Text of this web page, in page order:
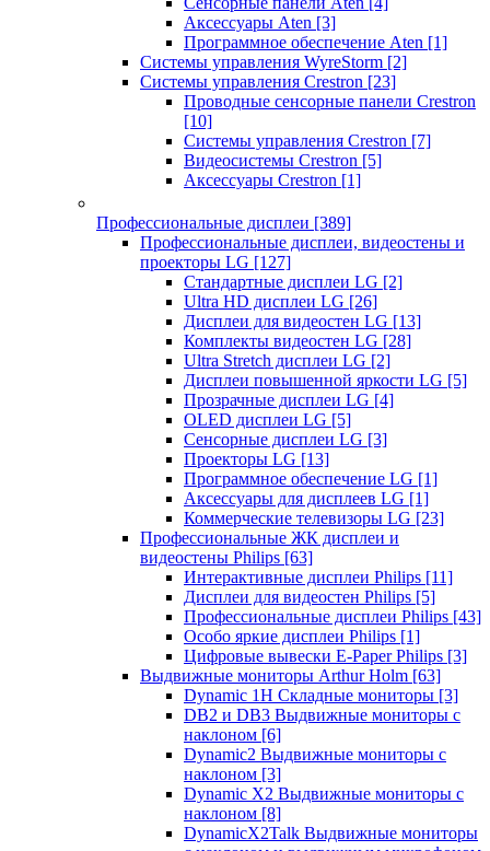
Аксессуары Aten [3]
Программное обеспечение Aten [1]
Системы управления WyreStorm [2]
Системы управления Crestron [23]
Проводные сенсорные панели Crestron
[10]
Системы управления Crestron [7]
Видеосистемы Crestron [5]
Аксессуары Crestron [1]
Профессиональные дисплеи [389]
Профессиональные дисплеи, видеостены и
проекторы LG [127]
Стандартные дисплеи LG [2]
Ultra HD дисплеи LG [26]
Дисплеи для видеостен LG [13]
Комплекты видеостен LG [28]
Ultra Stretch дисплеи LG [2]
Дисплеи повышенной яркости LG [5]
Прозрачные дисплеи LG [4]
OLED дисплеи LG [5]
Сенсорные дисплеи LG [3]
Проекторы LG [13]
Программное обеспечение LG [1]
Аксессуары для дисплеев LG [1]
Коммерческие телевизоры LG [23]
Профессиональные ЖК дисплеи и
видеостены Philips [63]
Интерактивные дисплеи Philips [11]
Дисплеи для видеостен Philips [5]
Профессиональные дисплеи Philips [43]
Особо яркие дисплеи Philips [1]
Цифровые вывески E-Paper Philips [3]
Выдвижные мониторы Arthur Holm [63]
Dynamic 1Н Складные мониторы [3]
DB2 и DB3 Выдвижные мониторы с
наклоном [6]
Dynamic2 Выдвижные мониторы с
наклоном [3]
Dynamic X2 Выдвижные мониторы с
наклоном [8]
DynamicX2Talk Выдвижные мониторы